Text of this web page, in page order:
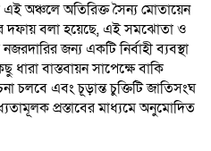
এই অঞ্চলে অতিরিক্ত সৈন্য মোতায়েন
দফায় বলা হয়েছে, এই সমঝোতা ও
জন্য একটি নির্বাহী ব্যবস্থা
ধারা বাস্তবায়ন সাপেক্ষে বাকি
চলবে এবং চূড়ান্ত চুক্তিটি জাতিসংঘ
প্রস্তাবের মাধ্যমে অনুমোদিত